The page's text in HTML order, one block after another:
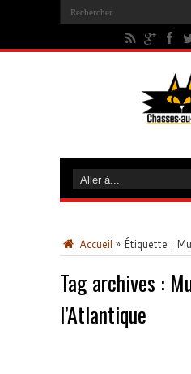
Accueil » Étiquette :
Tag archives :
l’Atlantique